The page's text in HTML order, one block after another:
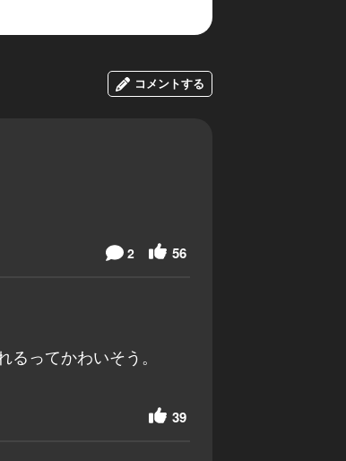
コメントする
56
2
ってかわいそう。
39